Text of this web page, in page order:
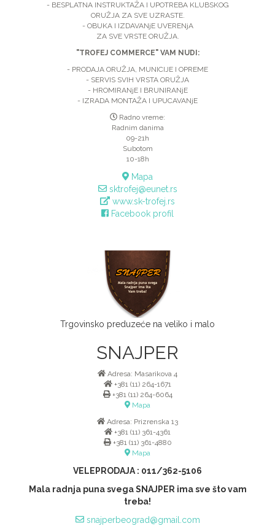
- BESPLATNA INSTRUKTAŽA I UPOTREBA KLUBSKOG
ORUŽJA ZA SVE UZRASTE.
- OBUKA I IZDAVANjE UVERENjA
ZA SVE VRSTE ORUŽJA.
"TROFEJ COMMERCE" VAM NUDI:
- PRODAJA ORUŽJA, MUNICIJE I OPREME
- SERVIS SVIH VRSTA ORUŽJA
- HROMIRANjE I BRUNIRANjE
- IZRADA MONTAŽA I UPUCAVANjE
Radno vreme:
Radnim danima
09-21h
Subotom
10-18h
Mapa
sktrofej@eunet.rs
www.sk-trofej.rs
Facebook profil
Trgovinsko preduzeće na veliko i malo
SNAJPER
Adresa: Masarikova 4
+381 (11) 264-1671
+381 (11) 264-6064
Mapa
Adresa: Prizrenska 13
+381 (11) 361-4361
+381 (11) 361-4880
Mapa
VELEPRODAJA : 011/362-5106
Mala radnja puna svega SNAJPER ima sve što vam
treba!
snajperbeograd@gmail.com